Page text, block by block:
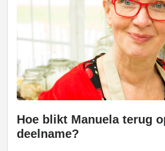
Hoe blikt Manuela terug
deelname?